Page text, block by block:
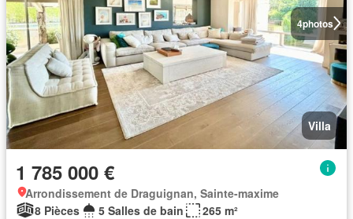
4photos
Villa
1 785 000 €
Arrondissement de Draguignan, Sainte-maxime
8 Pièces
5 Salles de bain
265 m²